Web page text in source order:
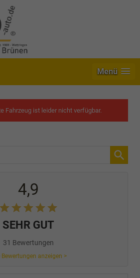
Menü
Fahrzeug ist leider nicht verfügbar.
4,9
SEHR GUT
31 Bewertungen
Bewertungen anzeigen >